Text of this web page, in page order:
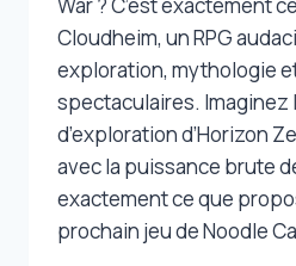
War ? C’est exactement
Cloudheim, un RPG
exploration, mythologie
spectaculaires. Imaginez
d’exploration d’Horizon
avec la puissance brute
exactement ce que
prochain jeu de Noodle